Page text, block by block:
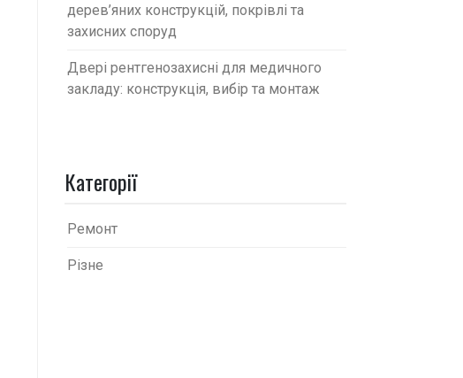
дерев’яних конструкцій, покрівлі та
захисних споруд
Двері рентгенозахисні для медичного
закладу: конструкція, вибір та монтаж
Категорії
Ремонт
Різне